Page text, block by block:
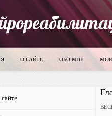
О САЙТЕ ОБО МНЕ МОИ